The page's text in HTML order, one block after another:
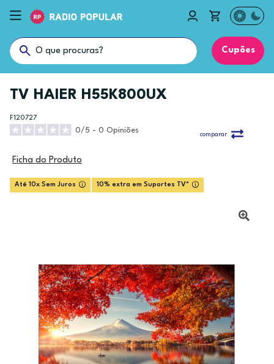
Cupões
TV HAIER H55K800UX
F120727
0/5 - 0 Opiniões
comparar
Ficha do Produto
Até 10x Sem Juros 10% extra em Suportes TV*